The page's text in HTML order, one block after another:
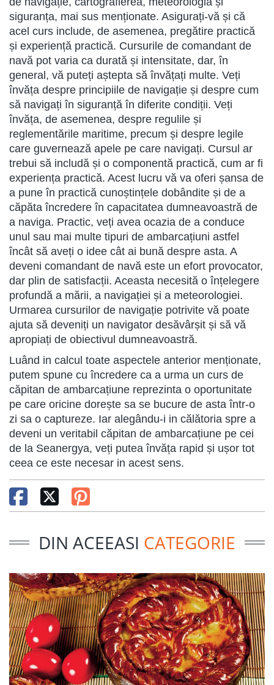
siguranța, mai sus menționate. Asigurați-vă și că
acel curs include, de asemenea, pregătire practică
și experiență practică. Cursurile de comandant de
navă pot varia ca durată și intensitate, dar, în
general, vă puteți aștepta să învățați multe. Veți
învăța despre principiile de navigație și despre cum
să navigați în siguranță în diferite condiții. Veți
învăța, de asemenea, despre regulile și
reglementările maritime, precum și despre legile
care guvernează apele pe care navigați. Cursul ar
trebui să includă și o componentă practică, cum ar fi
experiența practică. Acest lucru vă va oferi șansa de
a pune în practică cunoștințele dobândite și de a
căpăta încredere în capacitatea dumneavoastră de
a naviga. Practic, veți avea ocazia de a conduce
unul sau mai multe tipuri de ambarcațiuni astfel
încât să aveți o idee cât ai bună despre asta. A
deveni comandant de navă este un efort provocator,
dar plin de satisfacții. Aceasta necesită o înțelegere
profundă a mării, a navigației și a meteorologiei.
Urmarea cursurilor de navigație potrivite vă poate
ajuta să deveniți un navigator desăvârșit și să vă
apropiați de obiectivul dumneavoastră.
Luând in calcul toate aspectele anterior menționate,
putem spune cu încredere ca a urma un curs de
căpitan de ambarcațiune reprezinta o oportunitate
pe care oricine dorește sa se bucure de asta într-o
zi sa o captureze. Iar alegându-i in călătoria spre a
deveni un veritabil căpitan de ambarcațiune pe cei
de la Seanergya, veți putea învăța rapid și ușor tot
ceea ce este necesar in acest sens.
DIN ACEEASI CATEGORIE